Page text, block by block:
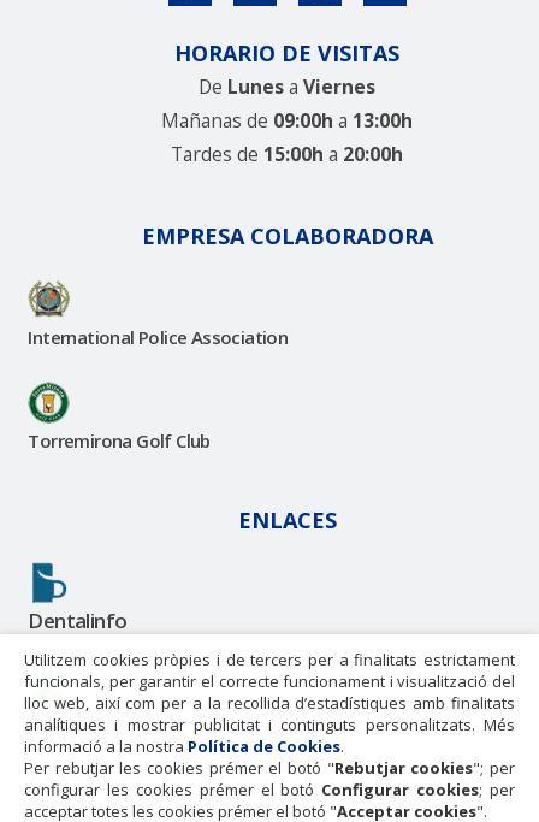
HORARIO DE VISITAS
De LunesaViernes
Mañanas de 09:00h a 13:00h
Tardes de 15:00h a 20:00h
EMPRESA COLABORADORA
International Police Association
Torremirona Golf Club
ENLACES
Dentalinfo
Doctoralia
Utilitzem cookies pròpies i de tercers per a finalitats estrictament
funcionals, per garantir el correcte funcionament i visualització del
lloc web, així com per a la recollida d’estadístiques amb finalitats
analítiques i mostrar publicitat i continguts personalitzats. Més
informació a la nostra Política de Cookies.
Per rebutjar les cookies prémer el botó "Rebutjar cookies"; per
configurar les cookies prémer el botó Configurar cookies; per
acceptar totes les cookies prémer el botó "Acceptar cookies".